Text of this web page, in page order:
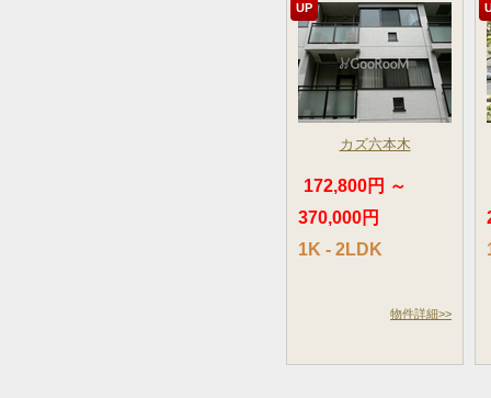
UP
カズ六本木
172,800円 ～
370,000円
1K - 2LDK
物件詳細>>